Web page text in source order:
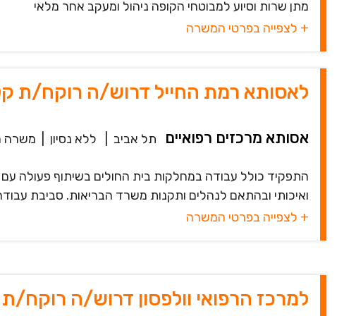
מתן שרות וסיוע למבוטחי הקופה ניהול ומעקב אחר מלאי
+ לצפייה בפרטי המשרה
לאסותא רמת החייל דרוש/ה רוקח/ת
אסותא מרכזים רפואיים תל אביב ללא נסיון משרה
התפקיד כולל עבודה במחלקות בית החולים בשיתוף פעולה עם
ואיכותי ובהתאם לנהלים ותקנות משרד הבריאות. סביבת
+ לצפייה בפרטי המשרה
למרכז הרפואי וולפסון דרוש/ה רוקח/